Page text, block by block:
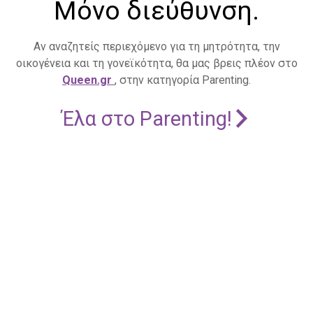
Μόνο διεύθυνση.
Αν αναζητείς περιεχόμενο για τη μητρότητα, την
οικογένεια και τη γονεϊκότητα, θα μας βρεις πλέον στο
Queen.gr , στην κατηγορία Parenting.
Έλα στο Parenting!